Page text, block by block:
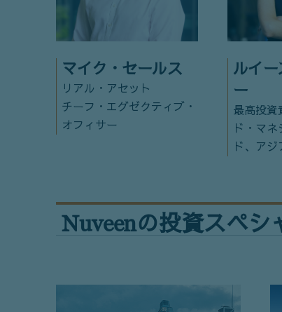
マイク・セールス
リアル・アセット
チーフ・エグゼクティブ・
オフィサー
ルイ
ー
最高投資
ド・マ
ド、ア
Nuveenの投資スペシ